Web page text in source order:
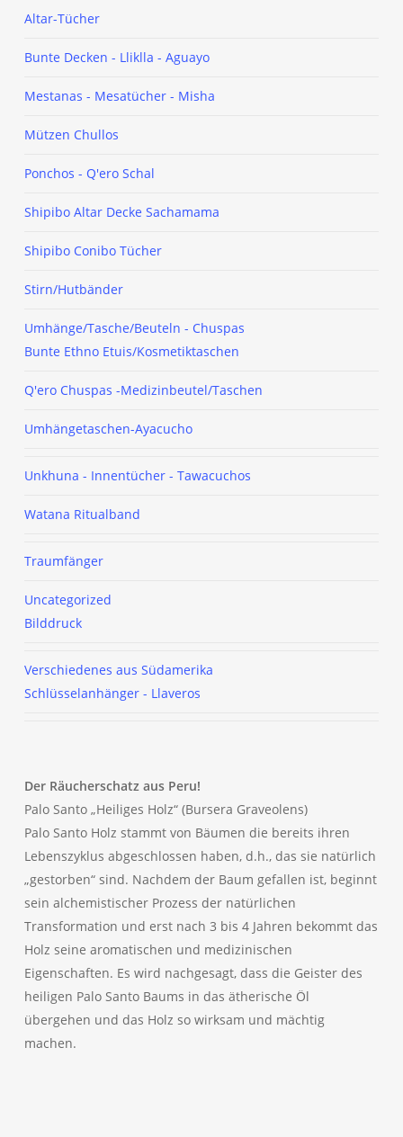
Altar-Tücher
Bunte Decken - Lliklla - Aguayo
Mestanas - Mesatücher - Misha
Mützen Chullos
Ponchos - Q'ero Schal
Shipibo Altar Decke Sachamama
Shipibo Conibo Tücher
Stirn/Hutbänder
Umhänge/Tasche/Beuteln - Chuspas
Bunte Ethno Etuis/Kosmetiktaschen
Q'ero Chuspas -Medizinbeutel/Taschen
Umhängetaschen-Ayacucho
Unkhuna - Innentücher - Tawacuchos
Watana Ritualband
Traumfänger
Uncategorized
Bilddruck
Verschiedenes aus Südamerika
Schlüsselanhänger - Llaveros
Der Räucherschatz aus Peru!
Palo Santo „Heiliges Holz“ (Bursera Graveolens)
Palo Santo Holz stammt von Bäumen die bereits ihren
Lebenszyklus abgeschlossen haben, d.h., das sie natürlich
„gestorben“ sind. Nachdem der Baum gefallen ist, beginnt
sein alchemistischer Prozess der natürlichen
Transformation und erst nach 3 bis 4 Jahren bekommt das
Holz seine aromatischen und medizinischen
Eigenschaften. Es wird nachgesagt, dass die Geister des
heiligen Palo Santo Baums in das ätherische Öl
übergehen und das Holz so wirksam und mächtig
machen.